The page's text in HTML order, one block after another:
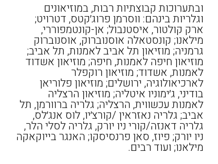
ובתערוכות קבוצתיות רבות, במוזיאונים
וגלריות בינהם: ווסרמן פרוג׳קטס, דטרויט;
ארק קולטור, איסטנבול; אן-קונטמפוררי,
מילאנו; קונסטאלה אוסנוברוק, אוסנוברוק
גרמניה; מוזיאון תל אביב לאמנות, תל אביב;
מוזיאון חיפה לאמנות, חיפה; מוזיאון אשדוד
לאמנות, אשדוד; מוזיאון רוקפלר
לארכיאולוגיה, ירושלים; מוזיאון פלוריאן
בודיני, ג׳ימוניו איטליה; מוזיאון הרצליה
לאמנות עכשווית, הרצליה; גלריה ברוורמן, תל
אביב; גלריה נאזראין /קורצ׳יו, לוס אנג׳לס,
גלריה דאנזה/קורי ניו יורק, גלריה לסלי הלר,
ניו יורק; פיוז, סאן פרנסיסקו; האנגר בייוקאקה
מילאנו; ועוד רבים.